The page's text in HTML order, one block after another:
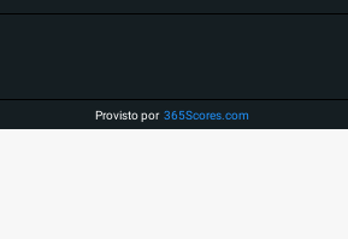
Provisto por 365Scores.com